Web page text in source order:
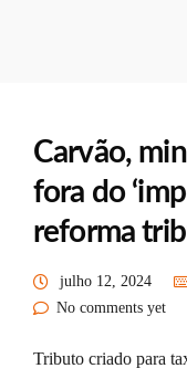
Carvão,
fora do
reforma
julho 12, 2024
No comments yet
Tributo criado para